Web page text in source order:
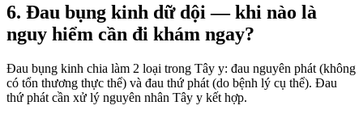
6. Đau bụng kinh dữ dội — khi nào là
nguy hiểm cần đi khám ngay?
Đau bụng kinh chia làm 2 loại trong Tây y: đau nguyên phát (không
có tổn thương thực thể) và đau thứ phát (do bệnh lý cụ thể). Đau
thứ phát cần xử lý nguyên nhân Tây y kết hợp.